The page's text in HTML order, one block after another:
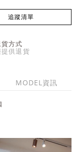
追蹤清單
方式
提供退貨
MODEL資訊